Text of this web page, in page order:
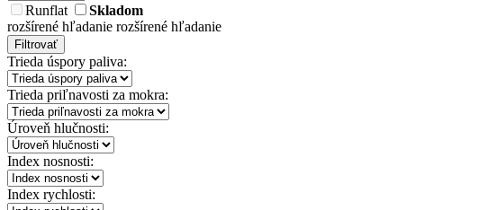
Runflat
Skladom
rozšírené hľadanie rozšírené hľadanie
Filtrovať
Trieda úspory paliva:
Trieda priľnavosti za mokra:
Úroveň hlučnosti:
Index nosnosti:
Index rychlosti: